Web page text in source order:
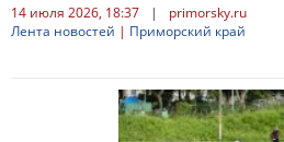
14 июля 2026, 18:37 |
primorsky.ru
Лента новостей | Приморский край